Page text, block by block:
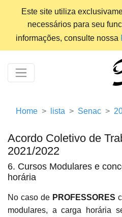
Este site utiliza
necessários para seu
informações, consulte nossa
Home lista Senac
Acordo Coletivo de
2021/2022
6. Cursos Modulares e
horária
No caso de PROFESSORES
modulares, a carga horária